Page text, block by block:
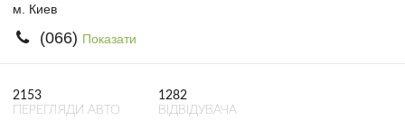
м. Киев
(066) Показати
2153
ПЕРЕГЛЯДИ АВТО
1282
ВІДВІДУВАЧА